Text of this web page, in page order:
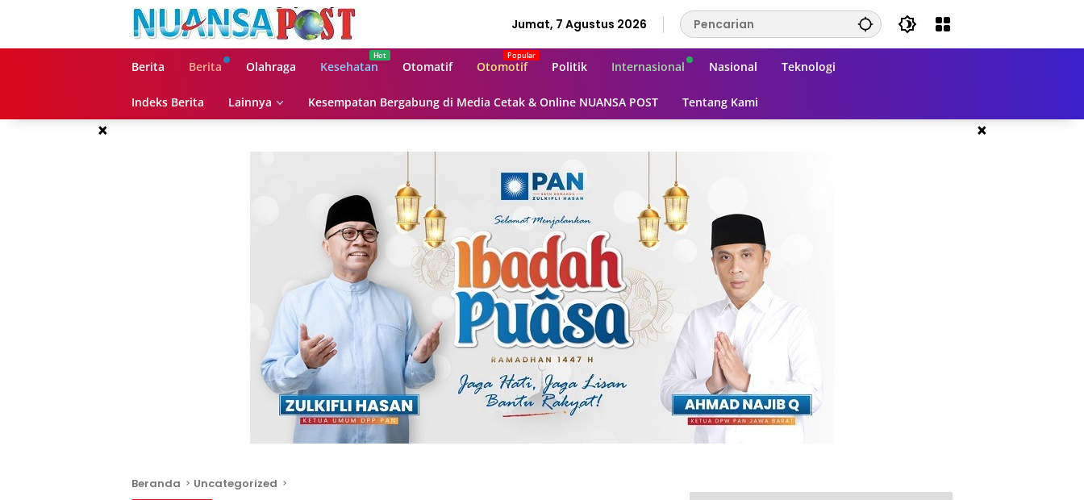
Jumat, 7 Agustus 2026
Berita Berita Olahraga Kesehatan Otomatif Otomotif Politik Internasional Nasional Teknologi
Indeks Berita Lainnya Kesempatan Bergabung di Media Cetak & Online NUANSA POST Tentang Kami
× ×
Beranda Uncategorized